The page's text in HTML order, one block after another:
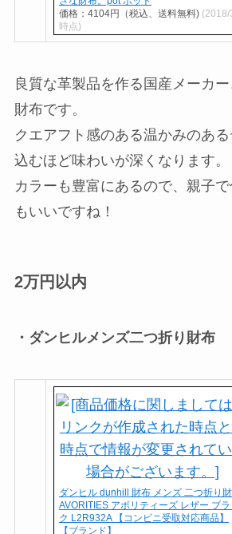
価格：4104円（税込、送料無料) (2018/
時点)
良質な革製品を作る国産メーカ
財布です。
クエアフト感のある温かみのあ
込むほど味わいが深くなります。
カラーも豊富にあるので、親子
もいいですね！
2万円以内
・ダンヒルメンズ二つ折り財布
ダンヒル dunhill 財布 メンズ 二つ折り
AVORITIES アボリティーズ レザー ブラ
ク L2R932A 【コンビニ受取対応商品】
【ブランド】